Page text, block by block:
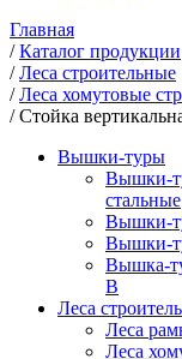
Главная
/Каталог продукции
/Леса строительные
/Леса хомутовые
/Стойка
Вышки-туры
Вышки-
стальные
Вышки-
Вышки-
Вышка-
В
Леса
Леса
Леса